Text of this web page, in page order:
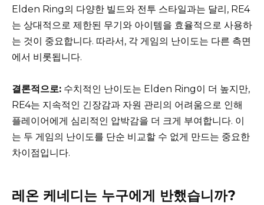
Elden Ring의 다양한 빌드와 전투 스타일과는 달리, RE4
는 상대적으로 제한된 무기와 아이템을 효율적으로 사용하
는 것이 중요합니다. 따라서, 각 게임의 난이도는 다른 측면
에서 비롯됩니다.
결론적으로: 수치적인 난이도는 Elden Ring이 더 높지만,
RE4는 지속적인 긴장감과 자원 관리의 어려움으로 인해
플레이어에게 심리적인 압박감을 더 크게 부여합니다. 이
는 두 게임의 난이도를 단순 비교할 수 없게 만드는 중요한
차이점입니다.
레온 케네디는 누구에게 반했습니까?